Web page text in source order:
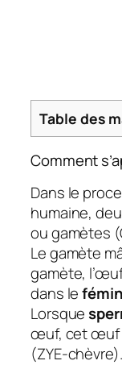
Table des
Comment
Dans le
humaine,
ou gamètes
Le gamète
gamète,
dans le
Lorsque
œuf, cet œuf
(ZYE-chèvre).